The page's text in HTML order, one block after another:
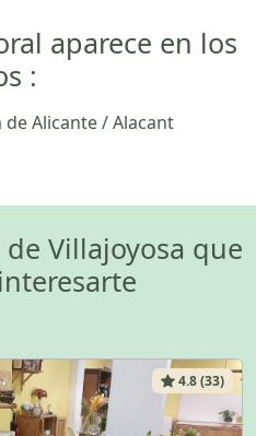
aparece en los
:
Alicante / Alacant
Villajoyosa que
4.8 (33)